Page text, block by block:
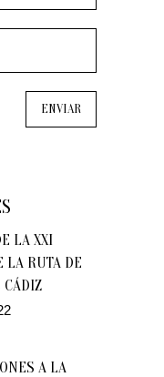
LA XXI
LA RUTA DE
CÁDIZ
A LA